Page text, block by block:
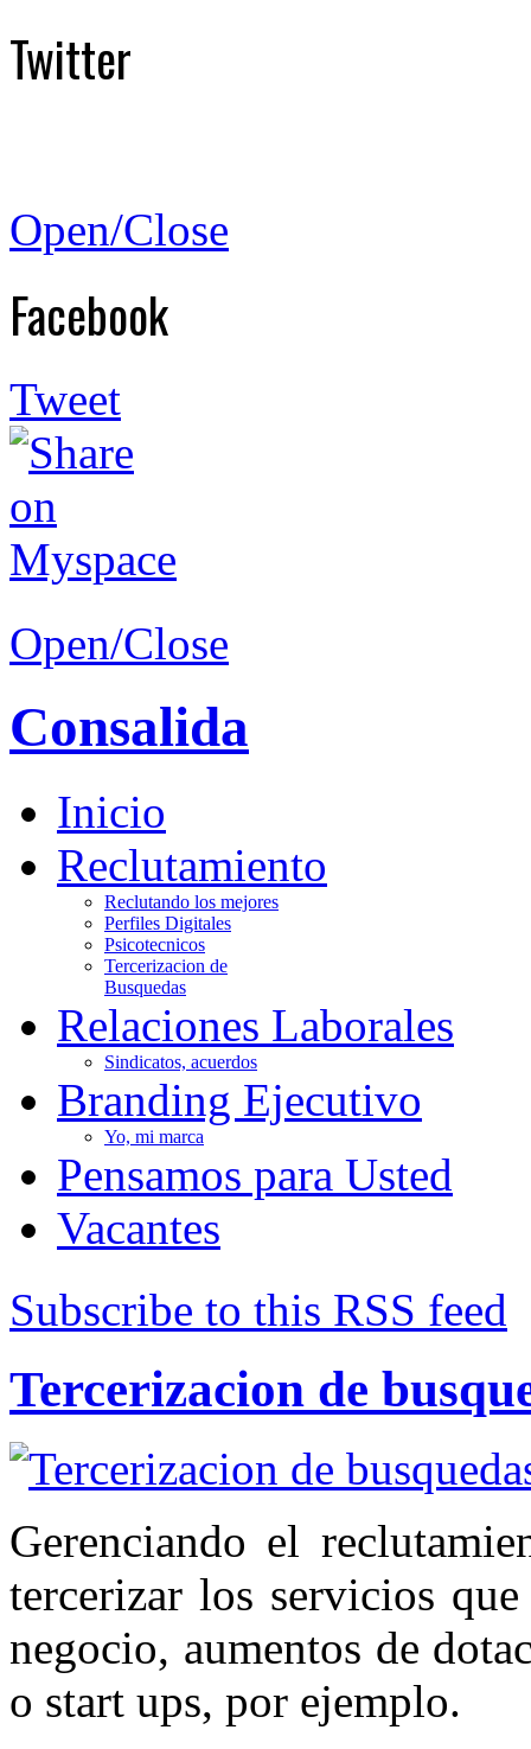
Twitter
Open/Close
Facebook
Tweet
Open/Close
Consalida
Inicio
Reclutamiento
Reclutando los mejores
Perfiles Digitales
Psicotecnicos
Tercerizacion de
Busquedas
Relaciones Laborales
Sindicatos, acuerdos
Branding Ejecutivo
Yo, mi marca
Pensamos para Usted
Vacantes
Subscribe to this RSS feed
Tercerizacion de
Gerenciando el
tercerizar los servicios
negocio, aumentos de
o start ups, por ejemplo.